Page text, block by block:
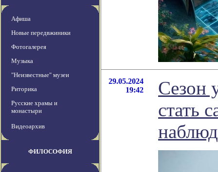
Афиша
Новые передвжиники
Фотогалерея
Музыка
"Неизвестные" музеи
Риторика
Русские храмы и
монастыри
Видеоархив
ФИЛОСОФИЯ
29.05.2024
19:42
Сезон
стать